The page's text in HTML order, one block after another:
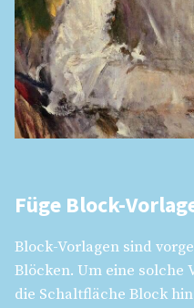
Füge Block-
Block-Vorlagen sind
Blöcken. Um eine solche
die Schaltfläche Block